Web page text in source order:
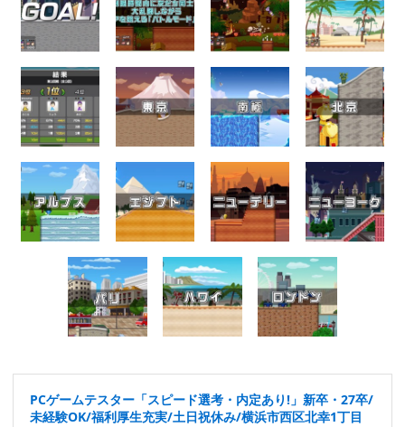
PCゲームテスター「スピード選考・内定あり!」新卒・27卒/
未経験OK/福利厚生充実/土日祝休み/横浜市西区北幸1丁目